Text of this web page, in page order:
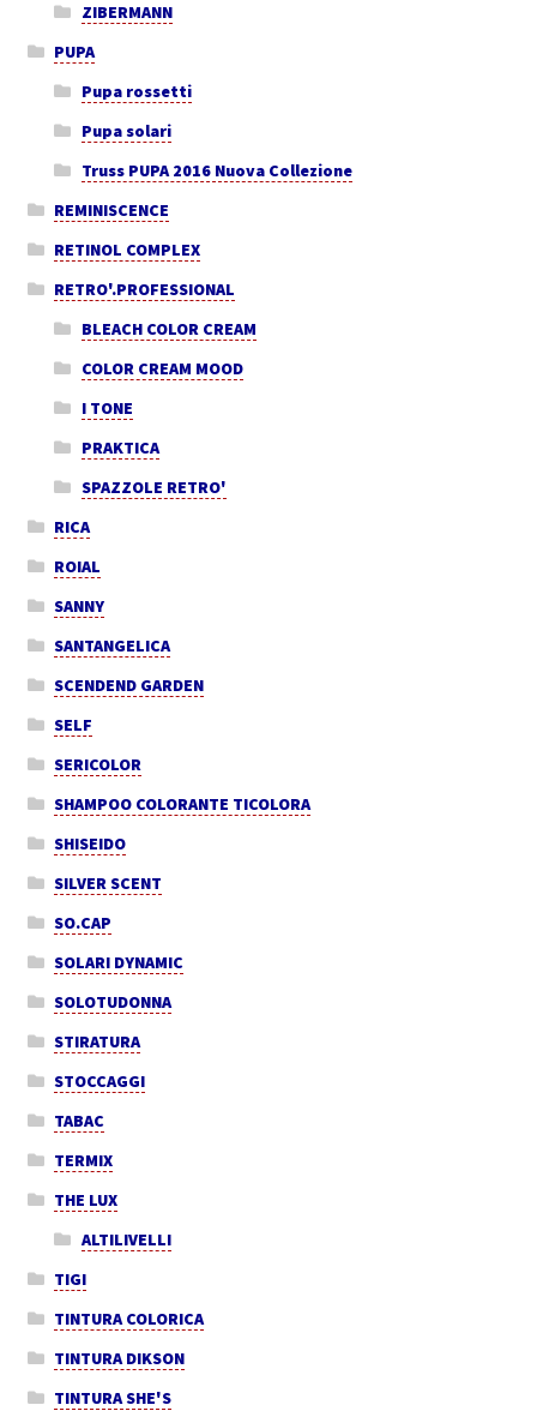
ZIBERMANN
PUPA
Pupa rossetti
Pupa solari
Truss PUPA 2016 Nuova Collezione
REMINISCENCE
RETINOL COMPLEX
RETRO'.PROFESSIONAL
BLEACH COLOR CREAM
COLOR CREAM MOOD
I TONE
PRAKTICA
SPAZZOLE RETRO'
RICA
ROIAL
SANNY
SANTANGELICA
SCENDEND GARDEN
SELF
SERICOLOR
SHAMPOO COLORANTE TICOLORA
SHISEIDO
SILVER SCENT
SO.CAP
SOLARI DYNAMIC
SOLOTUDONNA
STIRATURA
STOCCAGGI
TABAC
TERMIX
THE LUX
ALTILIVELLI
TIGI
TINTURA COLORICA
TINTURA DIKSON
TINTURA SHE'S